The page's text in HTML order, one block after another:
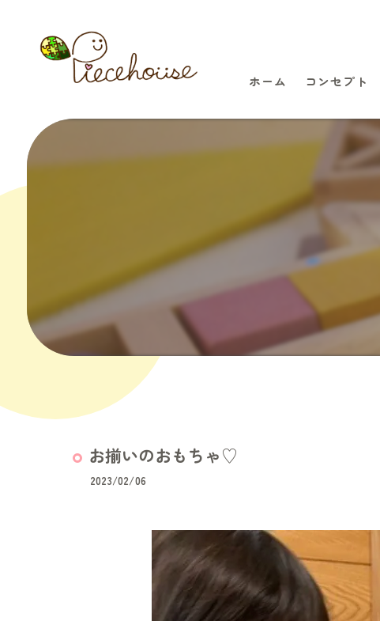
ホーム コンセプト
お揃いのおもちゃ♡
2023/02/06